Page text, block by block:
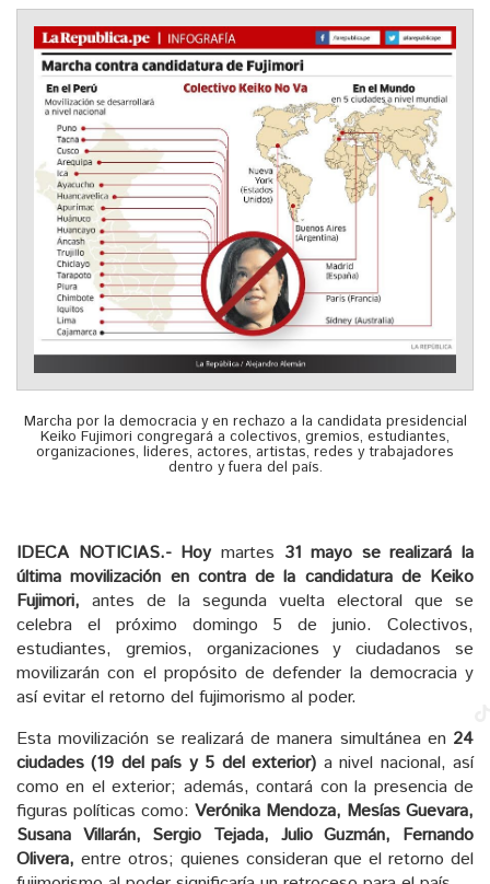
Marcha por la democracia y en rechazo a la candidata presidencial
Keiko Fujimori congregará a colectivos, gremios, estudiantes,
organizaciones, lideres, actores, artistas, redes y trabajadores
dentro y fuera del país.
IDECA NOTICIAS.- Hoymartes 31 mayo se realizará la
última movilización en contra de la candidatura de Keiko
Fujimori, antes de la segunda vuelta electoral que se
celebra el próximo domingo 5 de junio. Colectivos,
estudiantes, gremios, organizaciones y ciudadanos se
movilizarán con el propósito de defender la democracia y
así evitar el retorno del fujimorismo al poder.
Esta movilización se realizará de manera simultánea en 24
ciudades (19 del país y 5 del exterior) a nivel nacional, así
como en el exterior; además, contará con la presencia de
figuras políticas como: Verónika Mendoza, Mesías Guevara,
Susana Villarán, Sergio Tejada, Julio Guzmán, Fernando
Olivera, entre otros; quienes consideran que el retorno del